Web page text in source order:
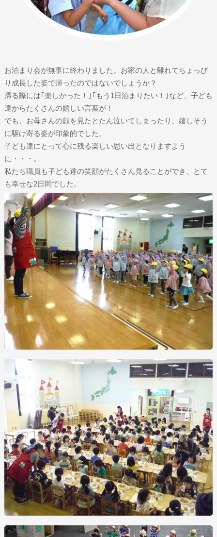
お泊まり会が無事に終わりました。お家の人と離れてちょっぴ
り成長した姿で帰ったのではないでしょうか？
帰る際には｢楽しかった！｣｢もう1日泊まりたい！｣など、子ども
達からたくさんの嬉しい言葉が！
でも、お母さんの顔を見たとたん泣いてしまったり、嬉しそう
に駆け寄る姿が印象的でした。
子ども達にとって心に残る楽しい思い出となりますよう
に・・・。
私たち職員も子ども達の笑顔がたくさん見ることができ、とて
も幸せな2日間でした。